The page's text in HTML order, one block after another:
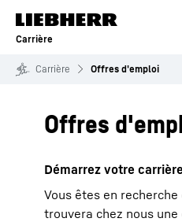
Carrière
Carrière Offres d'emploi
Offres
Démarrez votre
Vous êtes en recherche
trouvera chez nous